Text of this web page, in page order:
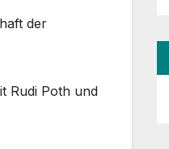
der
Rudi Poth und